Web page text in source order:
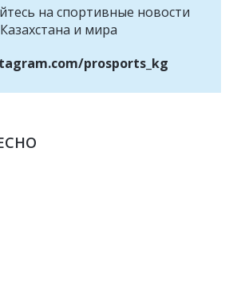
на cпортивные новости
Казахстана и мира
prosports_kg